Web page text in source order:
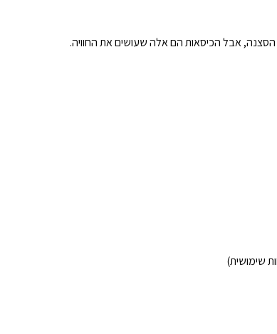
הסצנה, אבל הכיסאות הם אלה שעושים את החוויה.
שימושית)